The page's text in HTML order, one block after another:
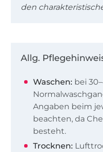
den
Allg.
Waschen: bei
Angaben beim
beachten, da
besteht.
Trocknen: